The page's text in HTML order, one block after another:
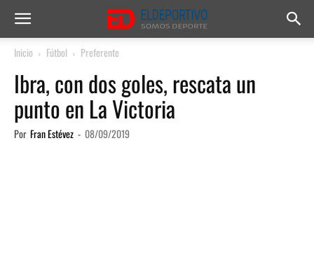
Inicio Fútbol Preferente
Ibra, con dos goles, rescata un
punto en La Victoria
Por Fran Estévez - 08/09/2019